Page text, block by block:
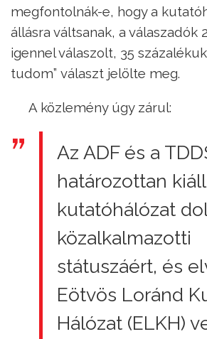
megfontolnák-e, hogy a
állásra váltsanak, a válaszadók
igennel válaszolt, 35
tudom” választ jelölte meg.
A közlemény úgy zárul:
Az ADF és a
határozottan
kutatóhálózat
közalkalmazotti
státuszáért, és
Eötvös Loránd
Hálózat (ELKH)